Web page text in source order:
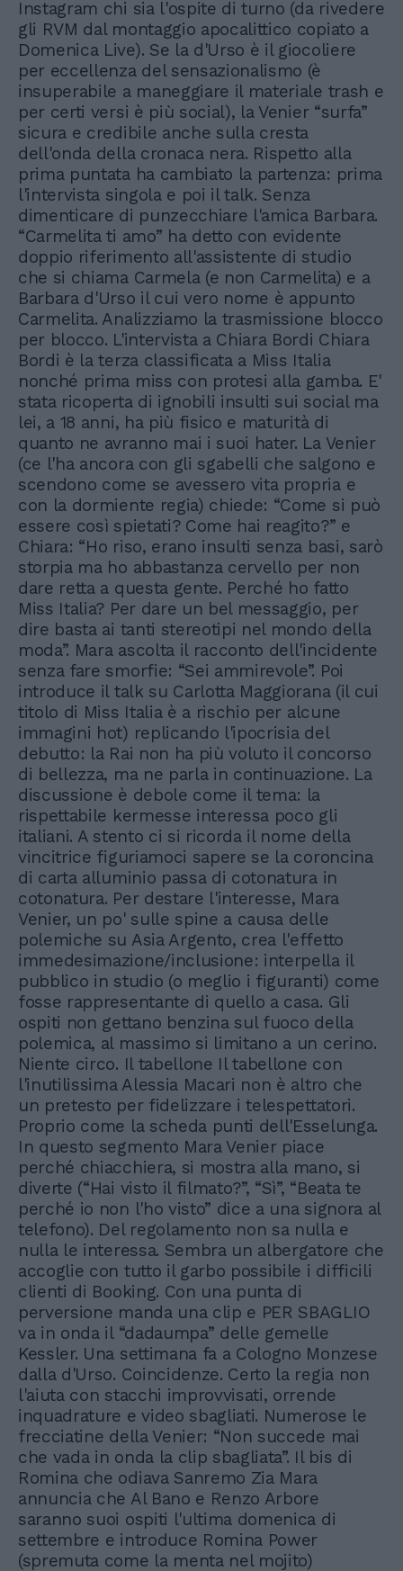
Instagram chi sia l'ospite di turno (da rivedere
gli RVM dal montaggio apocalittico copiato a
Domenica Live). Se la d'Urso è il giocoliere
per eccellenza del sensazionalismo (è
insuperabile a maneggiare il materiale trash e
per certi versi è più social), la Venier “surfa”
sicura e credibile anche sulla cresta
dell'onda della cronaca nera. Rispetto alla
prima puntata ha cambiato la partenza: prima
l'intervista singola e poi il talk. Senza
dimenticare di punzecchiare l'amica Barbara.
“Carmelita ti amo” ha detto con evidente
doppio riferimento all'assistente di studio
che si chiama Carmela (e non Carmelita) e a
Barbara d'Urso il cui vero nome è appunto
Carmelita. Analizziamo la trasmissione blocco
per blocco. L'intervista a Chiara Bordi Chiara
Bordi è la terza classificata a Miss Italia
nonché prima miss con protesi alla gamba. E'
stata ricoperta di ignobili insulti sui social ma
lei, a 18 anni, ha più fisico e maturità di
quanto ne avranno mai i suoi hater. La Venier
(ce l'ha ancora con gli sgabelli che salgono e
scendono come se avessero vita propria e
con la dormiente regia) chiede: “Come si può
essere così spietati? Come hai reagito?” e
Chiara: “Ho riso, erano insulti senza basi, sarò
storpia ma ho abbastanza cervello per non
dare retta a questa gente. Perché ho fatto
Miss Italia? Per dare un bel messaggio, per
dire basta ai tanti stereotipi nel mondo della
moda”. Mara ascolta il racconto dell'incidente
senza fare smorfie: “Sei ammirevole”. Poi
introduce il talk su Carlotta Maggiorana (il cui
titolo di Miss Italia è a rischio per alcune
immagini hot) replicando l'ipocrisia del
debutto: la Rai non ha più voluto il concorso
di bellezza, ma ne parla in continuazione. La
discussione è debole come il tema: la
rispettabile kermesse interessa poco gli
italiani. A stento ci si ricorda il nome della
vincitrice figuriamoci sapere se la coroncina
di carta alluminio passa di cotonatura in
cotonatura. Per destare l'interesse, Mara
Venier, un po' sulle spine a causa delle
polemiche su Asia Argento, crea l'effetto
immedesimazione/inclusione: interpella il
pubblico in studio (o meglio i figuranti) come
fosse rappresentante di quello a casa. Gli
ospiti non gettano benzina sul fuoco della
polemica, al massimo si limitano a un cerino.
Niente circo. Il tabellone Il tabellone con
l'inutilissima Alessia Macari non è altro che
un pretesto per fidelizzare i telespettatori.
Proprio come la scheda punti dell'Esselunga.
In questo segmento Mara Venier piace
perché chiacchiera, si mostra alla mano, si
diverte (“Hai visto il filmato?”, “Sì”, “Beata te
perché io non l'ho visto” dice a una signora al
telefono). Del regolamento non sa nulla e
nulla le interessa. Sembra un albergatore che
accoglie con tutto il garbo possibile i difficili
clienti di Booking. Con una punta di
perversione manda una clip e PER SBAGLIO
va in onda il “dadaumpa” delle gemelle
Kessler. Una settimana fa a Cologno Monzese
dalla d'Urso. Coincidenze. Certo la regia non
l'aiuta con stacchi improvvisati, orrende
inquadrature e video sbagliati. Numerose le
frecciatine della Venier: “Non succede mai
che vada in onda la clip sbagliata”. Il bis di
Romina che odiava Sanremo Zia Mara
annuncia che Al Bano e Renzo Arbore
saranno suoi ospiti l'ultima domenica di
settembre e introduce Romina Power
(spremuta come la menta nel mojito)